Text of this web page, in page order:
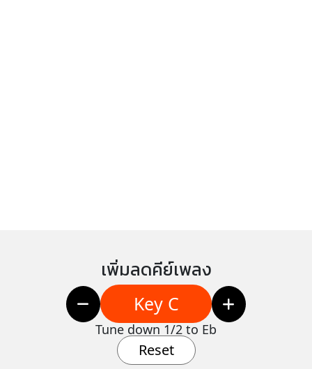
เพิ่มลดคีย์เพลง
Key C
Tune down 1/2 to Eb
Reset